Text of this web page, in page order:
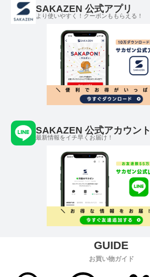
SAKAZEN 公式アプリ
より使いやすく！クーポンももらえる！
SAKAZEN 公式アカウント
最新情報をイチ早くお届け！
お買い物ガイド